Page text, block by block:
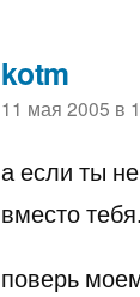
kotm
пишет:
11 мая 2005 в
а если ты
вместо
поверь